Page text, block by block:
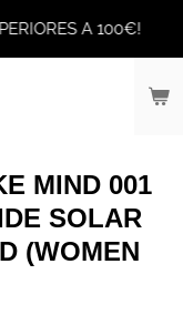
A 100€!
MIND 001
SOLAR
(WOMEN